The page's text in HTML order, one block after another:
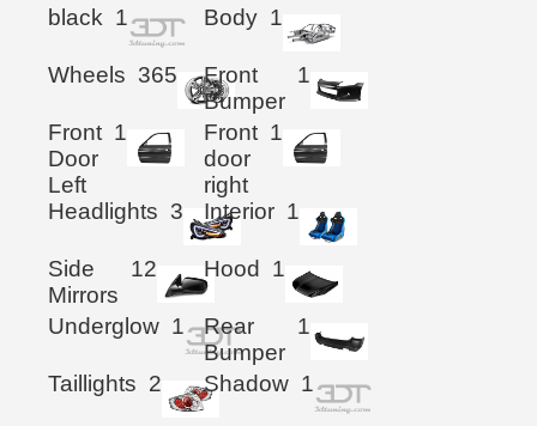
black 1 Body 1
Wheels 365
Front
Bumper
1
Front
Door
Left
1
Front
door
right
1
Headlights 3 Interior 1
Side
Mirrors
12 Hood 1
Underglow 1
Rear
Bumper
1
Taillights 2 Shadow 1